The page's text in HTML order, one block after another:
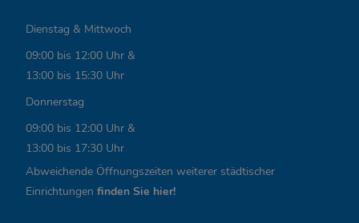
L
i
n
k
s
,
Dienstag & Mittwoch
09:00 bis 12:00 Uhr &
13:00 bis 15:30 Uhr
Donnerstag
09:00 bis 12:00 Uhr &
13:00 bis 17:30 Uhr
Abweichende Öffnungszeiten weiterer städtischer
Einrichtungen finden Sie hier!